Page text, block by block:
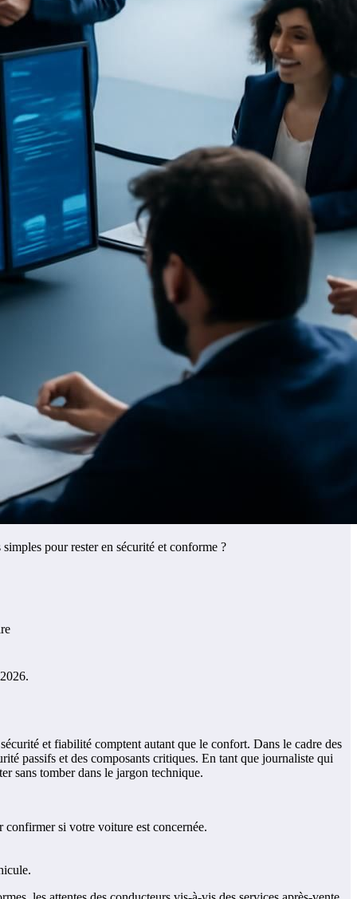
pour rester en sécurité et conforme ?
et fiabilité comptent autant que le confort. Dans le cadre des
passifs et des composants critiques. En tant que journaliste qui
sans tomber dans le jargon technique.
si votre voiture est concernée.